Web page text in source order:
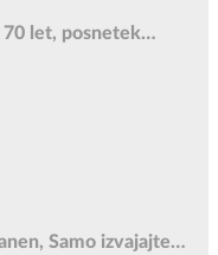
let, posnetek
Samo izvajajte